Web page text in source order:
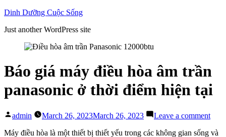
Skip
content
Dinh Dưỡng Cuộc Sống
Just another WordPress site
Báo giá máy điều hòa âm trần
panasonic ở thời điểm hiện tại
Posted
admin March 26, 2023March 26, 2023 Leave a commenton
giá
Máy điều hòa là một thiết bị thiết yếu trong các không gian sống và